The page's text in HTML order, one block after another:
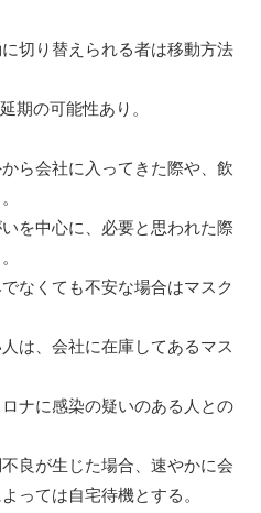
切り替えられる者は移動方法
期の可能性あり。
ら会社に入ってきた際や、飲
を中心に、必要と思われた際
なくても不安な場合はマスク
は、会社に在庫してあるマス
ナに感染の疑いのある人との
良が生じた場合、速やかに会
っては自宅待機とする。